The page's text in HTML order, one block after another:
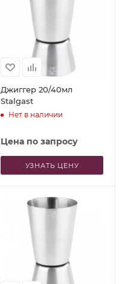
Джиггер 20/40мл
Stalgast
Нет в наличии
Цена по запросу
УЗНАТЬ ЦЕНУ